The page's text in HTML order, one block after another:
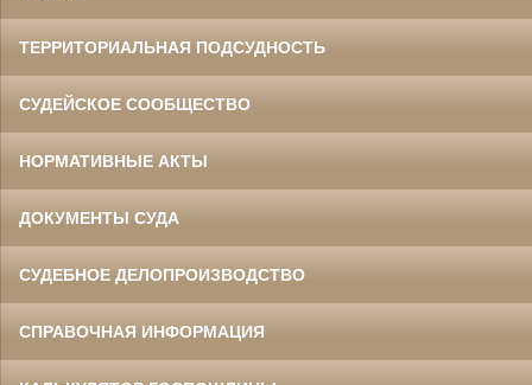
ТЕРРИТОРИАЛЬНАЯ ПОДСУДНОСТЬ
СУДЕЙСКОЕ СООБЩЕСТВО
НОРМАТИВНЫЕ АКТЫ
ДОКУМЕНТЫ СУДА
СУДЕБНОЕ ДЕЛОПРОИЗВОДСТВО
СПРАВОЧНАЯ ИНФОРМАЦИЯ